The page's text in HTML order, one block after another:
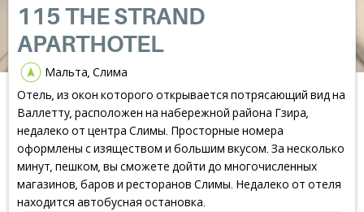
115 THE STRAND
APARTHOTEL
Мальта, Слима
Отель, из окон которого открывается потрясающий вид на
Валлетту, расположен на набережной района Гзира,
недалеко от центра Слимы. Просторные номера
оформлены с изяществом и большим вкусом. За несколько
минут, пешком, вы сможете дойти до многочисленных
магазинов, баров и ресторанов Слимы. Недалеко от отеля
находится автобусная остановка.